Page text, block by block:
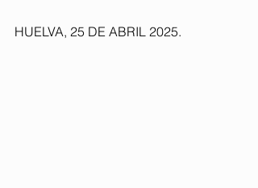
HUELVA, 25 DE ABRIL 2025.